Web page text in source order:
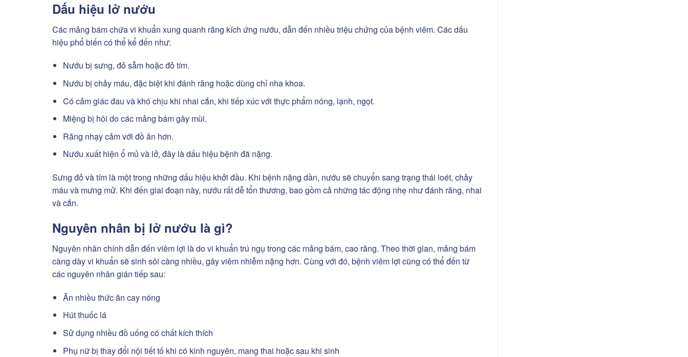
Dấu hiệu lở nướu
Các mảng bám chứa vi khuẩn xung quanh răng kích ứng nướu, dẫn đến nhiều triệu chứng của bệnh viêm. Các dấu
hiệu phổ biến có thể kể đến như:
Nướu bị sưng, đỏ sẫm hoặc đỏ tím.
Nướu bị chảy máu, đặc biệt khi đánh răng hoặc dùng chỉ nha khoa.
Có cảm giác đau và khó chịu khi nhai cắn, khi tiếp xúc với thực phẩm nóng, lạnh, ngọt.
Miệng bị hôi do các mảng bám gây mùi.
Răng nhạy cảm với đồ ăn hơn.
Nướu xuất hiện ổ mủ và lở, đây là dấu hiệu bệnh đã nặng.
Sưng đỏ và tím là một trong những dấu hiệu khởi đầu. Khi bệnh nặng dần, nướu sẽ chuyển sang trạng thái loét, chảy
máu và mưng mử. Khi đến giai đoạn này, nướu rất dễ tổn thương, bao gồm cả những tác động nhẹ như đánh răng, nhai
và cắn.
Nguyên nhân bị lở nướu là gì?
Nguyên nhân chính dẫn đến viêm lợi là do vi khuẩn trú ngụ trong các mảng bám, cao răng. Theo thời gian, mảng bám
càng dày vi khuẩn sẽ sinh sôi càng nhiều, gây viêm nhiễm nặng hơn. Cùng với đó, bệnh viêm lợi cũng có thể đến từ
các nguyên nhân gián tiếp sau:
Ăn nhiều thức ăn cay nóng
Hút thuốc lá
Sử dụng nhiều đồ uống có chất kích thích
Phụ nữ bị thay đổi nội tiết tố khi có kinh nguyên, mang thai hoặc sau khi sinh